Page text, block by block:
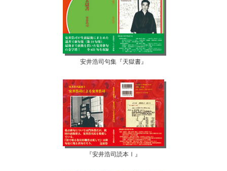
安井浩司句集『天獄書』
『安井浩司読本Ⅰ』